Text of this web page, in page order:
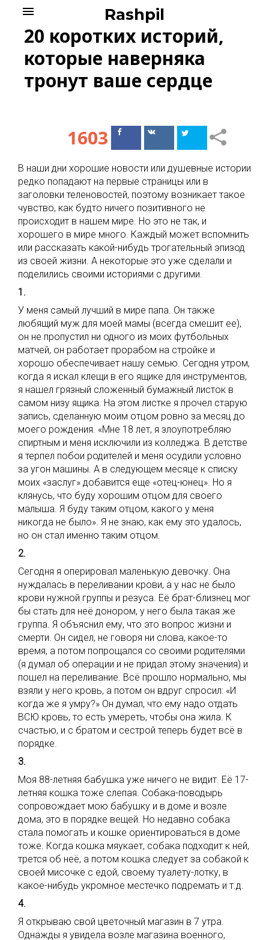
content
Rashpil
menu
20 коротких историй,
которые наверняка
тронут ваше сердце
1603
ПоделитьсяПоделиться
В наши дни хорошие новости или душевные истории
редко попадают на первые страницы или в
заголовки теленовостей, поэтому возникает такое
чувство, как будто ничего позитивного не
происходит в нашем мире. Но это не так, и
хорошего в мире много. Каждый может вспомнить
или рассказать какой-нибудь трогательный эпизод
из своей жизни. А некоторые это уже сделали и
поделились своими историями с другими.
1.
У меня самый лучший в мире папа. Он также
любящий муж для моей мамы (всегда смешит ее),
он не пропустил ни одного из моих футбольных
матчей, он работает прорабом на стройке и
хорошо обеспечивает нашу семью. Сегодня утром,
когда я искал клещи в его ящике для инструментов,
я нашел грязный сложенный бумажный листок в
самом низу ящика. На этом листке я прочел старую
запись, сделанную моим отцом ровно за месяц до
моего рождения. «Мне 18 лет, я злоупотребляю
спиртным и меня исключили из колледжа. В детстве
я терпел побои родителей и меня осудили условно
за угон машины. А в следующем месяце к списку
моих «заслуг» добавится еще «отец-юнец». Но я
клянусь, что буду хорошим отцом для своего
малыша. Я буду таким отцом, какого у меня
никогда не было». Я не знаю, как ему это удалось,
но он стал именно таким отцом.
2.
Сегодня я оперировал маленькую девочку. Она
нуждалась в переливании крови, а у нас не было
крови нужной группы и резуса. Её брат-близнец мог
бы стать для неё донором, у него была такая же
группа. Я объяснил ему, что это вопрос жизни и
смерти. Он сидел, не говоря ни слова, какое-то
время, а потом попрощался со своими родителями
(я думал об операции и не придал этому значения) и
пошел на переливание. Всё прошло нормально, мы
взяли у него кровь, а потом он вдруг спросил: «И
когда же я умру?» Он думал, что ему надо отдать
ВСЮ кровь, то есть умереть, чтобы она жила. К
счастью, и с братом и сестрой теперь будет всё в
порядке.
3.
Моя 88-летняя бабушка уже ничего не видит. Её 17-
летняя кошка тоже слепая. Собака-поводырь
сопровождает мою бабушку и в доме и возле
дома, это в порядке вещей. Но недавно собака
стала помогать и кошке ориентироваться в доме
тоже. Когда кошка мяукает, собака подходит к ней,
трется об неё, а потом кошка следует за собакой к
своей мисочке с едой, своему туалету-лотку, в
какое-нибудь укромное местечко подремать и т.д.
4.
Я открываю свой цветочный магазин в 7 утра.
Однажды я увидела возле магазина военного,